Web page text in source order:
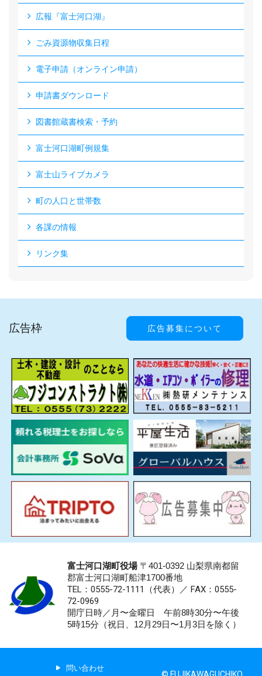
広報『富士河口湖』
ごみ資源物収集日程
電子申請（オンライン申請）
申請書ダウンロード
図書館蔵書検索・予約
富士河口湖町例規集
富士山ライブカメラ
町の人口と世帯数
各課の情報
リンク集
広告枠 広告募集について
富士河口湖町役場〒401-0392 山梨県南都留
郡富士河口湖町船津1700番地
TEL：0555-72-1111 （代表）／ FAX：0555-
72-0969
開庁日時／月〜金曜日 午前8時30分〜午後
5時15分（祝日、12月29日〜1月3日を除く）
問い合わせ